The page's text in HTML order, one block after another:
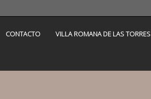
CONTACTO VILLA ROMANA DE LAS TORRES